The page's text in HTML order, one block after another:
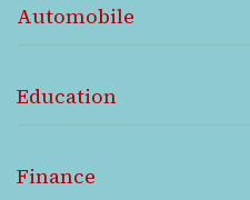
Automobile
Education
Finance